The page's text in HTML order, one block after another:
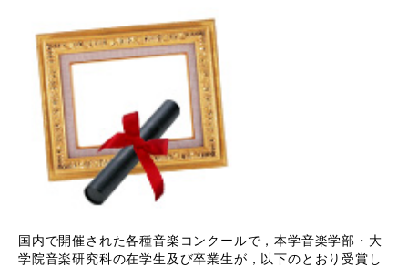
国内で開催された各種音楽コンクールで，本学音楽学部・大
学院音楽研究科の在学生及び卒業生が，以下のとおり受賞し